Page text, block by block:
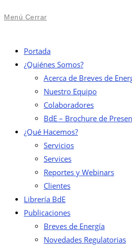
Menú Cerrar
Portada
¿Quiénes Somos?
Acerca de Breves de
Nuestro Equipo
Colaboradores
BdE – Brochure de
¿Qué Hacemos?
Servicios
Services
Reportes y Webinars
Clientes
Librería BdE
Publicaciones
Breves de Energía
Novedades Regulatorias